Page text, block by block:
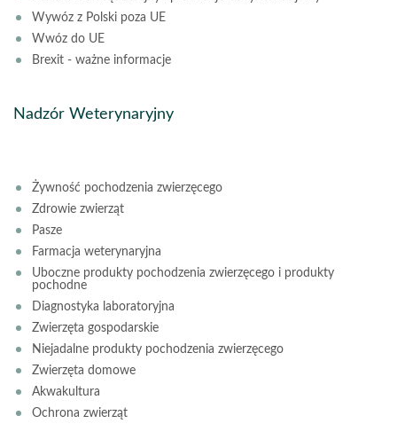
Wywóz z Polski poza UE
Wwóz do UE
Brexit - ważne informacje
Nadzór Weterynaryjny
Żywność pochodzenia zwierzęcego
Zdrowie zwierząt
Pasze
Farmacja weterynaryjna
Uboczne produkty pochodzenia zwierzęcego i produkty
pochodne
Diagnostyka laboratoryjna
Zwierzęta gospodarskie
Niejadalne produkty pochodzenia zwierzęcego
Zwierzęta domowe
Akwakultura
Ochrona zwierząt